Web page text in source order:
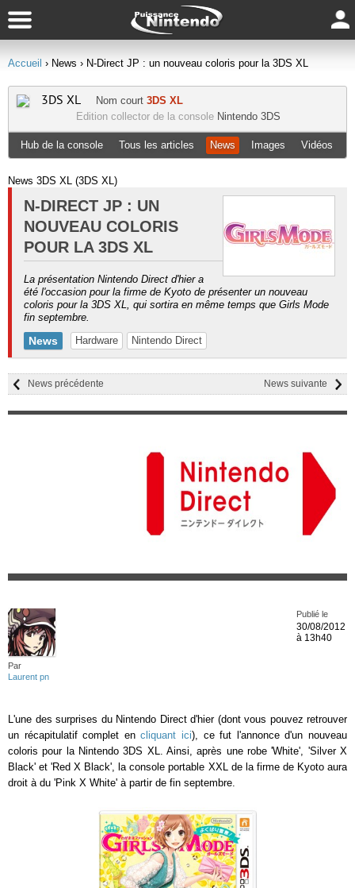
Accueil › News › N-Direct JP : un nouveau coloris pour la 3DS XL
3DS XL Nom court 3DS XL
Edition collector de la console Nintendo 3DS
Hub de la console Tous les articles News Images Vidéos
News 3DS XL (3DS XL)
N-DIRECT JP : UN
NOUVEAU COLORIS
POUR LA 3DS XL
La présentation Nintendo Direct d'hier a
été l'occasion pour la firme de Kyoto de présenter un nouveau
coloris pour la 3DS XL, qui sortira en même temps que Girls Mode
fin septembre.
News Hardware Nintendo Direct
News suivante
News précédente
Par
Laurent pn
Publié le
30/08/2012
à 13h40
L'une des surprises du Nintendo Direct d'hier (dont vous pouvez retrouver
un récapitulatif complet encliquant ici), ce fut l'annonce d'un nouveau
coloris pour la Nintendo 3DS XL. Ainsi, après une robe 'White', 'Silver X
Black' et 'Red X Black', la console portable XXL de la firme de Kyoto aura
droit à du 'Pink X White' à partir de fin septembre.